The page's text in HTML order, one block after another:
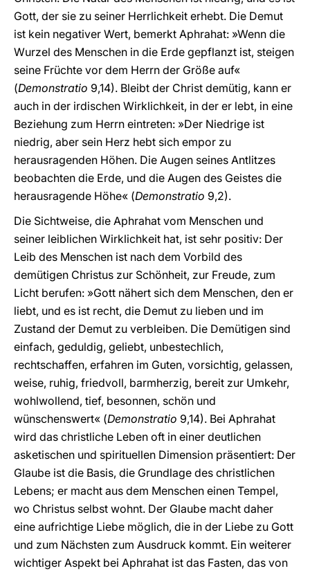
Gott, der sie zu seiner Herrlichkeit erhebt. Die Demut
ist kein negativer Wert, bemerkt Aphrahat: »Wenn die
Wurzel des Menschen in die Erde gepflanzt ist, steigen
seine Früchte vor dem Herrn der Größe auf«
(Demonstratio 9,14). Bleibt der Christ demütig, kann er
auch in der irdischen Wirklichkeit, in der er lebt, in eine
Beziehung zum Herrn eintreten: »Der Niedrige ist
niedrig, aber sein Herz hebt sich empor zu
herausragenden Höhen. Die Augen seines Antlitzes
beobachten die Erde, und die Augen des Geistes die
herausragende Höhe« (Demonstratio 9,2).
Die Sichtweise, die Aphrahat vom Menschen und
seiner leiblichen Wirklichkeit hat, ist sehr positiv: Der
Leib des Menschen ist nach dem Vorbild des
demütigen Christus zur Schönheit, zur Freude, zum
Licht berufen: »Gott nähert sich dem Menschen, den er
liebt, und es ist recht, die Demut zu lieben und im
Zustand der Demut zu verbleiben. Die Demütigen sind
einfach, geduldig, geliebt, unbestechlich,
rechtschaffen, erfahren im Guten, vorsichtig, gelassen,
weise, ruhig, friedvoll, barmherzig, bereit zur Umkehr,
wohlwollend, tief, besonnen, schön und
wünschenswert« (Demonstratio 9,14). Bei Aphrahat
wird das christliche Leben oft in einer deutlichen
asketischen und spirituellen Dimension präsentiert: Der
Glaube ist die Basis, die Grundlage des christlichen
Lebens; er macht aus dem Menschen einen Tempel,
wo Christus selbst wohnt. Der Glaube macht daher
eine aufrichtige Liebe möglich, die in der Liebe zu Gott
und zum Nächsten zum Ausdruck kommt. Ein weiterer
wichtiger Aspekt bei Aphrahat ist das Fasten, das von